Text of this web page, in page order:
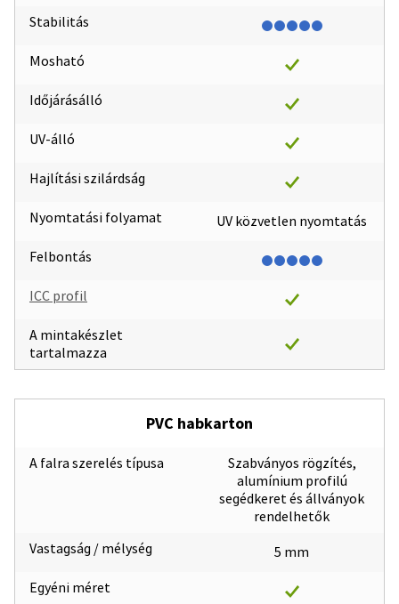
Stabilitás
Mosható
Időjárásálló
UV-álló
Hajlítási szilárdság
Nyomtatási folyamat
Felbontás
ICC profil
A mintakészlet
tartalmazza
UV közvetlen nyomtatás
PVC habkarton
A falra szerelés típusa
Vastagság / mélység
Egyéni méret
Szabványos rögzítés,
alumínium profilú
segédkeret és állványok
rendelhetők
5 mm